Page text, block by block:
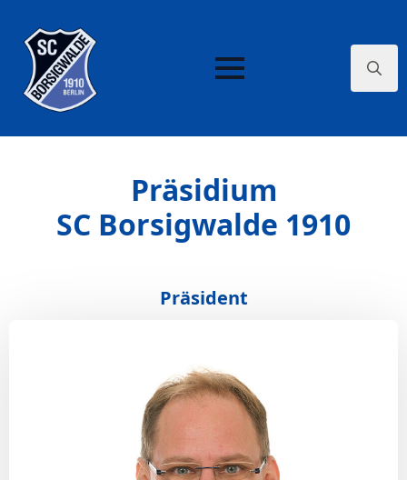
Präsidium
SC Borsigwalde 1910
Präsident